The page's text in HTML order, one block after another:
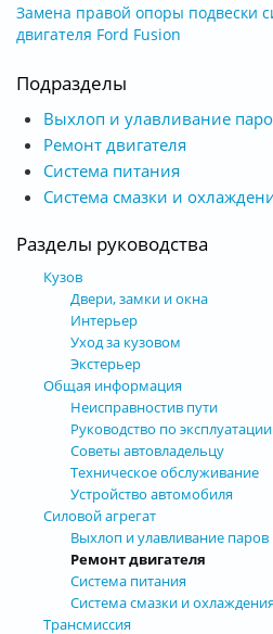
Замена правой опоры подвески
двигателя Ford Fusion
Подразделы
Выхлоп и улавливание
Ремонт двигателя
Система питания
Система смазки и
Разделы руководства
Кузов
Двери, замки и окна
Интерьер
Уход за кузовом
Экстерьер
Общая информация
Неисправностив пути
Руководство по эксплуатации
Советы автовладельцу
Техническое обслуживание
Устройство автомобиля
Силовой агрегат
Выхлоп и улавливание паров
Ремонт двигателя
Система питания
Система смазки и
Трансмиссия